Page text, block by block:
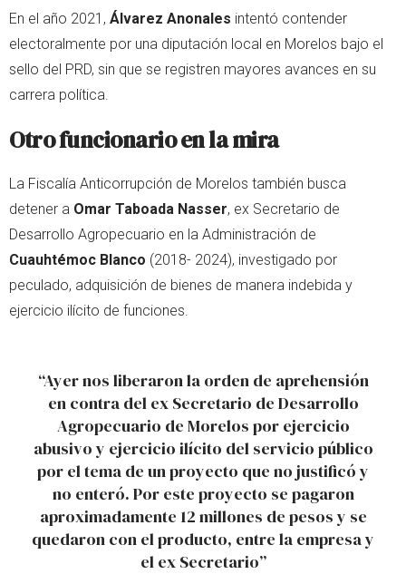
En el año 2021, Álvarez Anonales intentó contender
electoralmente por una diputación local en Morelos bajo el
sello del PRD, sin que se registren mayores avances en su
carrera política.
Otro funcionario en la mira
La Fiscalía Anticorrupción de Morelos también busca
detener a Omar Taboada Nasser, ex Secretario de
Desarrollo Agropecuario en la Administración de
Cuauhtémoc Blanco (2018- 2024), investigado por
peculado, adquisición de bienes de manera indebida y
ejercicio ilícito de funciones.
“Ayer nos liberaron la orden de aprehensión
en contra del ex Secretario de Desarrollo
Agropecuario de Morelos por ejercicio
abusivo y ejercicio ilícito del servicio público
por el tema de un proyecto que no justificó y
no enteró. Por este proyecto se pagaron
aproximadamente 12 millones de pesos y se
quedaron con el producto, entre la empresa y
el ex Secretario”